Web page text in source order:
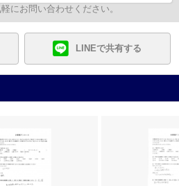
にお問い合わせください。
LINEで共有する